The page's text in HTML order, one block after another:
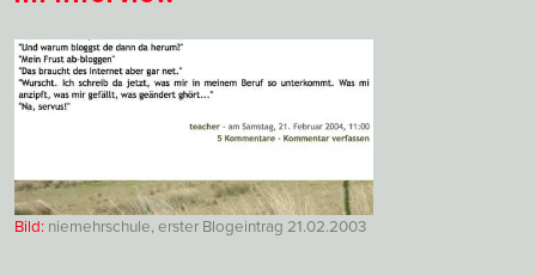
Bild: niemehrschule, erster Blogeintrag 21.02.2003